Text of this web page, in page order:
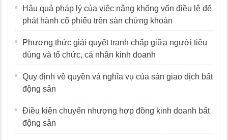
Hậu quả pháp lý của việc nâng khống vốn điều lệ để
phát hành cổ phiếu trên sàn chứng khoán
Phương thức giải quyết tranh chấp giữa người tiêu
dùng và tổ chức, cá nhân kinh doanh
Quy định về quyền và nghĩa vụ của sàn giao dịch bất
động sản
Điều kiện chuyển nhượng hợp đồng kinh doanh bất
động sản